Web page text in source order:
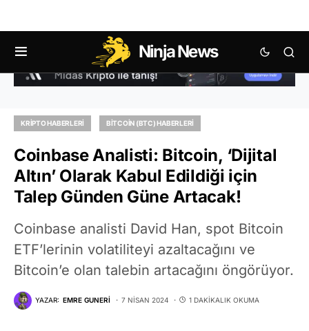
Ninja News
KRIPTO HABERLERI BITCOIN (BTC) HABERLERI
Coinbase Analisti: Bitcoin, ‘Dijital
Altın’ Olarak Kabul Edildiği için
Talep Günden Güne Artacak!
Coinbase analisti David Han, spot Bitcoin
ETF’lerinin volatiliteyi azaltacağını ve
Bitcoin’e olan talebin artacağını öngörüyor.
YAZAR: EMRE GUNERI 7 NISAN 2024 1 DAKIKALIK OKUMA